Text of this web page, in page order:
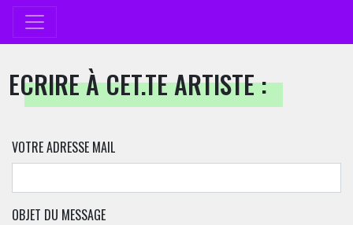
ECRIRE À CET.TE ARTISTE :
VOTRE ADRESSE MAIL
OBJET DU MESSAGE